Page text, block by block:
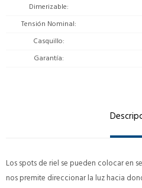
Dimerizable
Tensión Nominal
Casquillo
Garantía
Los spots de riel se pueden colocar en
nos premite direccionar la luz hacia